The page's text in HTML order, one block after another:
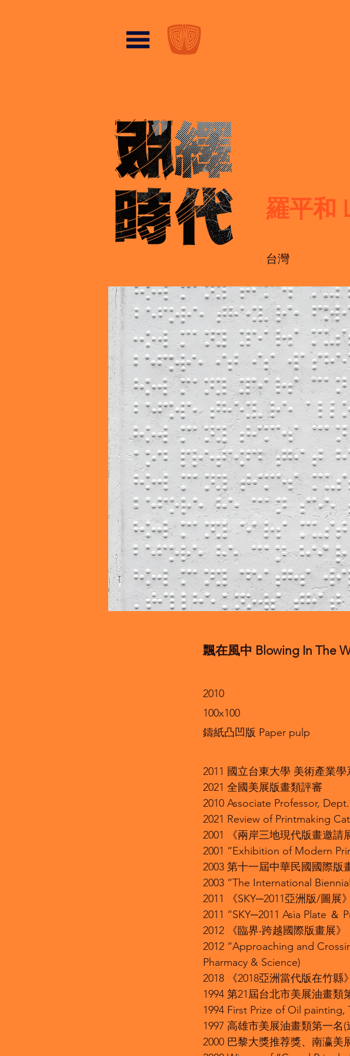
羅平和
台灣
飄在風中 Blowing In The
2010
100x100
鑄紙凸凹版 Paper pulp
2011 國立台東大學 美術產業
2021 全國美展版畫類評審
2010 Associate Professor,
2021 Review of Printmaking
2001 《兩岸三地現代版畫邀請
2001 “Exhibition of Modern
2003 第十一屆中華民國國際版
2003 “The International
2011 《SKY─2011亞洲版/圖展》
2011 “SKY─2011 Asia Plate ＆
2012 《臨界‧跨越國際版畫展》
2012 “Approaching and
Pharmacy & Science)
2018 《2018亞洲當代版在竹縣》
1994 第21屆台北市美展油畫類
1994 First Prize of Oil
1997 高雄市美展油畫類第一
2000 巴黎大獎推荐獎、南瀛美